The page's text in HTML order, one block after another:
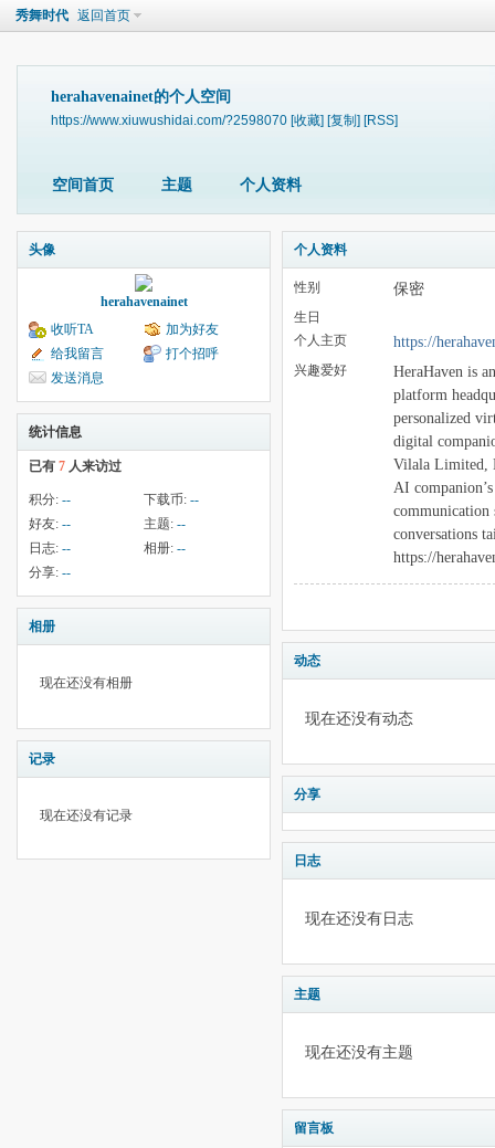
秀舞时代 返回首页
herahavenainet的个人空间
https://www.xiuwushidai.com/?2598070 [收藏] [复制] [RSS]
空间首页 主题 个人资料
头像
herahavenainet
收听TA
加为好友
给我留言
打个招呼
发送消息
统计信息
已有 7 人来访过
积分: -- 下载币: --
好友: -- 主题: --
日志: -- 相册: --
分享: --
相册
现在还没有相册
记录
现在还没有记录
个人资料
性别 保密
生日
个人主页
https://
兴趣爱好
HeraHaven is
platform
personalized
digital
Vilala Limited,
AI
communication
conversations
https://
动态
现在还没有动态
分享
日志
现在还没有日志
主题
现在还没有主题
留言板